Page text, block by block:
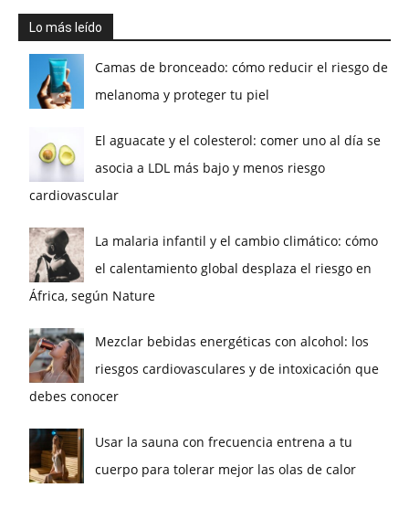
Lo más leído
Camas de bronceado: cómo reducir el riesgo de
melanoma y proteger tu piel
El aguacate y el colesterol: comer uno al día se
asocia a LDL más bajo y menos riesgo
cardiovascular
La malaria infantil y el cambio climático: cómo
el calentamiento global desplaza el riesgo en
África, según Nature
Mezclar bebidas energéticas con alcohol: los
riesgos cardiovasculares y de intoxicación que
debes conocer
Usar la sauna con frecuencia entrena a tu
cuerpo para tolerar mejor las olas de calor